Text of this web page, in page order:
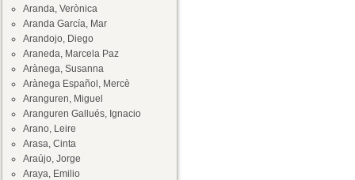
Aranda, Verònica
Aranda García, Mar
Arandojo, Diego
Araneda, Marcela Paz
Arànega, Susanna
Arànega Español, Mercè
Aranguren, Miguel
Aranguren Gallués, Ignacio
Arano, Leire
Arasa, Cinta
Araújo, Jorge
Araya, Emilio